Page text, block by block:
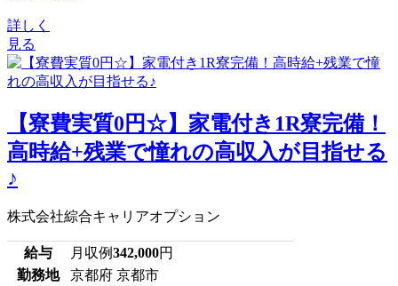
詳しく
見る
【寮費実質0円☆】家電付き1R寮完備！
高時給+残業で憧れの高収入が目指せる
♪
株式会社綜合キャリアオプション
給与 月収例342,000円
勤務地
京都府 京都市